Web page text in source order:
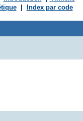
| Index par code